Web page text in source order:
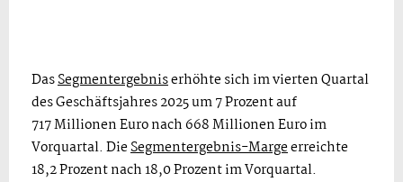
DasSegmentergebniserhöhte sich im vierten Quartal
des Geschäftsjahres 2025 um 7 Prozent auf
717 Millionen Euro nach 668 Millionen Euro im
Vorquartal. DieSegmentergebnis-Margeerreichte
18,2 Prozent nach 18,0 Prozent im Vorquartal.